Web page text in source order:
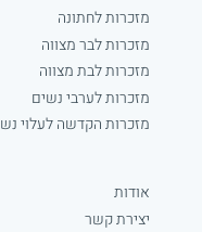
מזכרות לחתונה
מזכרות לבר מצווה
מזכרות לבת מצווה
מזכרות לערבי נשים
מזכרות הקדשה לעלוי
אודות
יצירת קשר